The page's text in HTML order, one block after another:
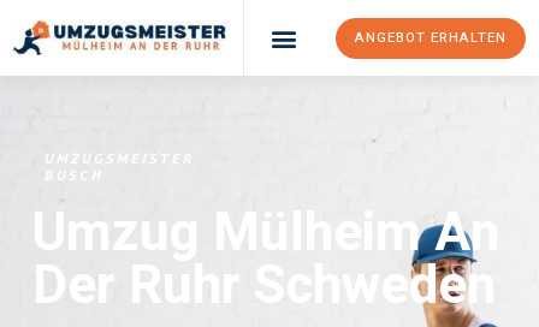
ANGEBOT ERHALTEN
UMZUGSMEISTER
BUSCH
Umzug Mülheim An
Der Ruhr Schweden